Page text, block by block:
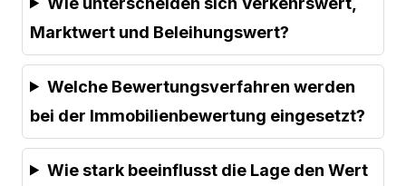
Marktwert und Beleihungswert?
Welche Bewertungsverfahren werden
bei der Immobilienbewertung eingesetzt?
Wie stark beeinflusst die Lage den Wert